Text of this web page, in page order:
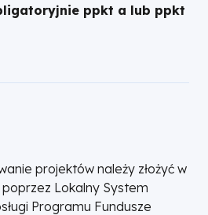
ppkt a lub ppkt
projektów należy złożyć w
Lokalny System
Programu Fundusze